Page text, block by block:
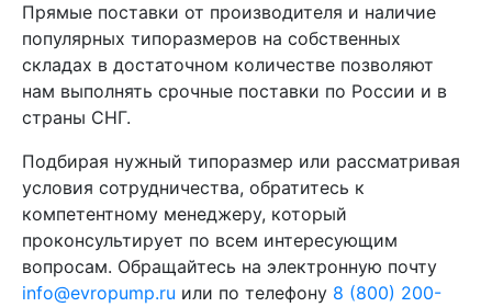
Прямые поставки от производителя и наличие
популярных типоразмеров на собственных
складах в достаточном количестве позволяют
нам выполнять срочные поставки по России и в
страны СНГ.
Подбирая нужный типоразмер или рассматривая
условия сотрудничества, обратитесь к
компетентному менеджеру, который
проконсультирует по всем интересующим
вопросам. Обращайтесь на электронную почту
info@evropump.ru или по телефону 8 (800) 200-